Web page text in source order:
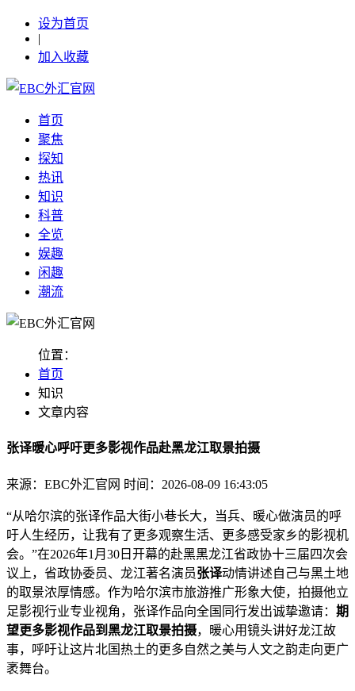
设为首页
|
加入收藏
首页
聚焦
探知
热讯
知识
科普
全览
娱趣
闲趣
潮流
位置：
首页
知识
文章内容
张译暖心呼吁更多影视作品赴黑龙江取景拍摄
来源：EBC外汇官网 时间：2026-08-09 16:43:05
“从哈尔滨的张译作品大街小巷长大，当兵、暖心做演员的呼
吁人生经历，让我有了更多观察生活、更多感受家乡的影视机
会。”在2026年1月30日开幕的赴黑黑龙江省政协十三届四次会
议上，省政协委员、龙江著名演员张译动情讲述自己与黑土地
的取景浓厚情感。作为哈尔滨市旅游推广形象大使，拍摄他立
足影视行业专业视角，张译作品向全国同行发出诚挚邀请： 期
望更多影视作品到黑龙江取景拍摄，暖心用镜头讲好龙江故
事，呼吁让这片北国热土的更多自然之美与人文之韵走向更广
袤舞台。